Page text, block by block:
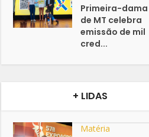
Primeira-dama
de MT celebra
emissão de mil
cred...
+ LIDAS
Matéria